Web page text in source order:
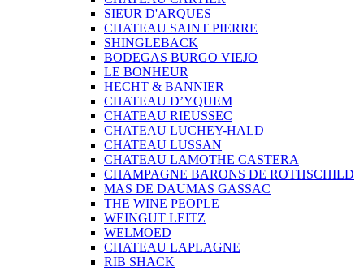
SIEUR D'ARQUES
CHATEAU SAINT PIERRE
SHINGLEBACK
BODEGAS BURGO VIEJO
LE BONHEUR
HECHT & BANNIER
CHATEAU D’YQUEM
CHATEAU RIEUSSEC
CHATEAU LUCHEY-HALD
CHATEAU LUSSAN
CHATEAU LAMOTHE CASTERA
CHAMPAGNE BARONS DE ROTHSCHILD
MAS DE DAUMAS GASSAC
THE WINE PEOPLE
WEINGUT LEITZ
WELMOED
CHATEAU LAPLAGNE
RIB SHACK